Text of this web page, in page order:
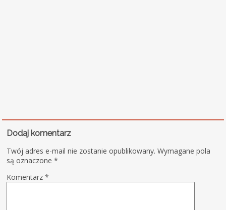
Dodaj komentarz
Twój adres e-mail nie zostanie opublikowany. Wymagane pola
są oznaczone*
Komentarz*